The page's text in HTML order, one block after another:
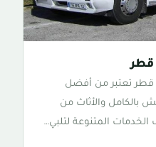
قطر
تعتبر من أفضل
والأثاث من
المتنوعة لتلبي…